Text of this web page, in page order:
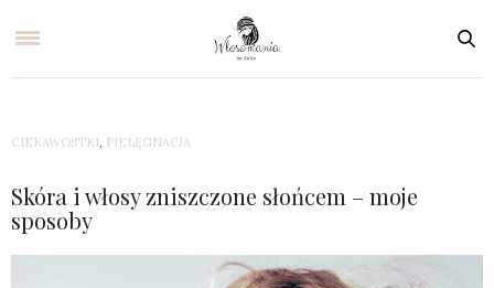
CIEKAWOSTKI, PIELĘGNACJA
Skóra i włosy zniszczone słońcem – moje
sposoby